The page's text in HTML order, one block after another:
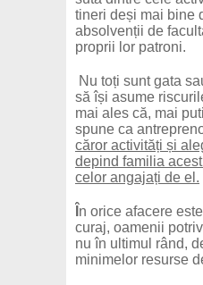
tineri deși mai bine
absolvenții de
proprii lor patroni.
Nu toți sunt gata
să își asume
mai ales că, mai
spune ca
căror activități și
depind familia
celor angajați de el.
n orice afacere
curaj, oamenii
nu în ultimul rând,
minimelor resurse